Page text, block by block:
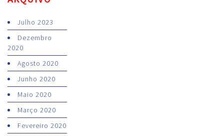
Julho 2023
Dezembro
2020
Agosto 2020
Junho 2020
Maio 2020
Março 2020
Fevereiro 2020